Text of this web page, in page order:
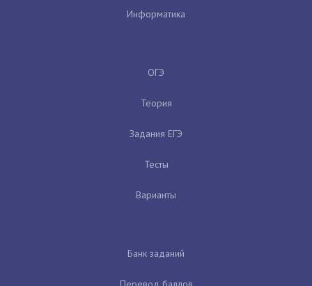
Информатика
ОГЭ
Теория
Задания ЕГЭ
Тесты
Варианты
Банк заданий